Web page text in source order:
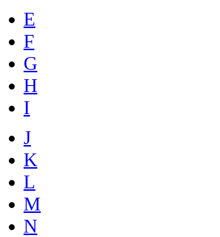
E
F
G
H
I
J
K
L
M
N